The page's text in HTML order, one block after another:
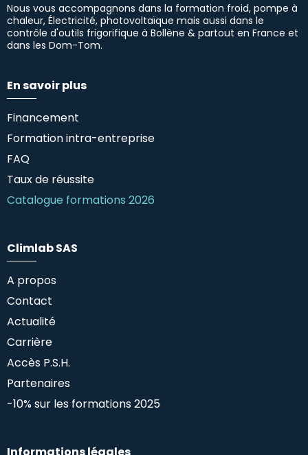
Nous vous accompagnons dans la formation froid, pompe à
chaleur, Électricité, photovoltaïque mais aussi dans le
contrôle d'outils frigorifique à Bollène & partout en France et
dans les Dom-Tom.
En savoir plus
Financement
Formation intra-entreprise
FAQ
Taux de réussite
Catalogue formations 2026
Climlab SAS
A propos
Contact
Actualité
Carrière
Accès P.S.H.
Partenaires
-10% sur les formations 2025